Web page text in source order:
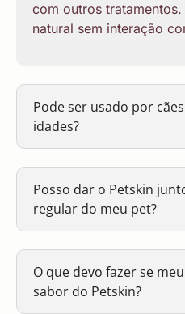
com outros
natural sem interação
Pode ser usado por
idades?
Posso dar o Petskin
regular do meu pet?
O que devo fazer se
sabor do Petskin?